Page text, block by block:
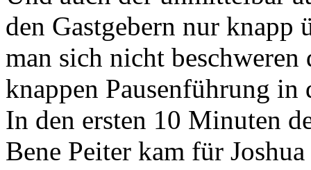
den Gastgebern nur knapp
man sich nicht
knappen Pausenführung in
In den ersten 10 Minuten
Bene Peiter kam für